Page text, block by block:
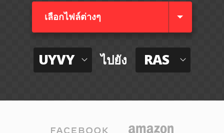
เลือกไฟล์ต่างๆ​
UYVY ไปยัง RAS